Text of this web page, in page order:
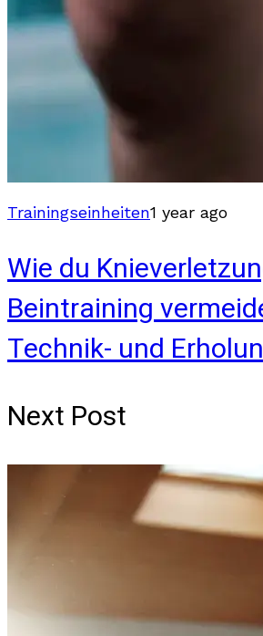
Trainingseinheiten1 year ago
Wie du
Beintraining
Technik- und
Next Post